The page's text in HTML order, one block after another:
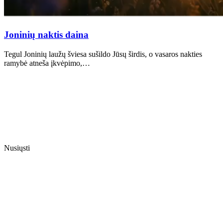
Joninių naktis daina
Tegul Joninių laužų šviesa sušildo Jūsų širdis, o vasaros nakties
ramybė atneša įkvėpimo,…
Nusiųsti